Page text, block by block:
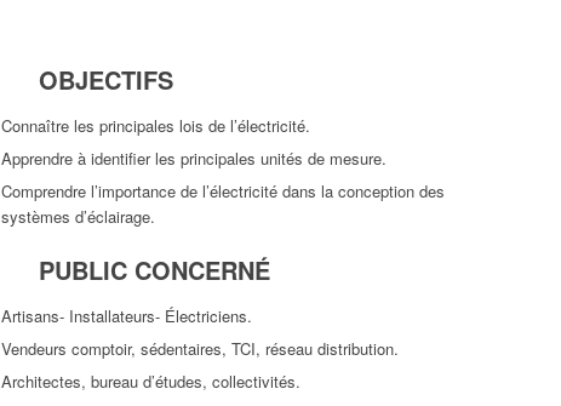
OBJECTIFS
Connaître les principales lois de l’électricité.
Apprendre à identifier les principales unités de mesure.
Comprendre l’importance de l’électricité dans la conception des
systèmes d’éclairage.
PUBLIC CONCERNÉ
Artisans- Installateurs- Électriciens.
Vendeurs comptoir, sédentaires, TCI, réseau distribution.
Architectes, bureau d’études, collectivités.